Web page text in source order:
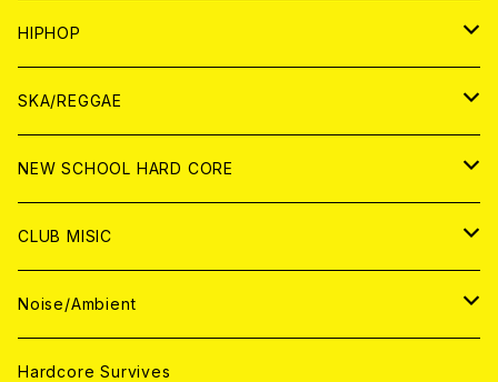
ANALOG
ANALOG
CD
ANALOG
CD
ANALOG
WORLD
ANALOG
CD
JAPAN
CD
ANALOG
WORLD
CD
ANALOG
HIPHOP
JAPAN
CD
ANALOG
WORLD
CD
ANALOG
SKA/REGGAE
JAPAN
CD
ANALOG
WORLD
CD
ANALOG
NEW SCHOOL HARD CORE
JAPAN
CD
ANALOG
WORLD
CD
CLUB MISIC
JAPAN
CD
WORLD
Noise/Ambient
JAPAN
Hardcore Survives